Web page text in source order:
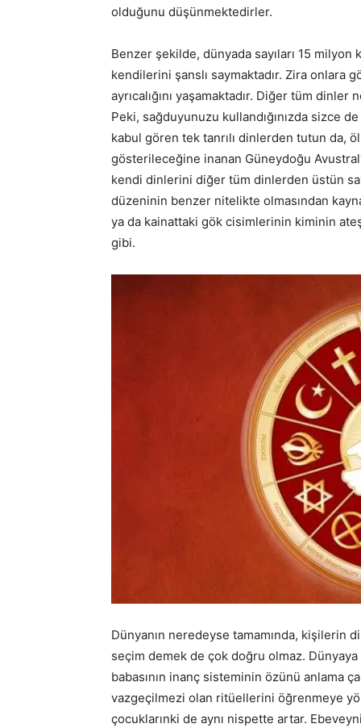
olduğunu düşünmektedirler.
Benzer şekilde, dünyada sayıları 15
kendilerini şanslı saymaktadır. Zira onlara
ayrıcalığını yaşamaktadır. Diğer tüm dinler
Peki, sağduyunuzu kullandığınızda sizce
kabul gören tek tanrılı dinlerden tutun da,
gösterileceğine inanan Güneydoğu
kendi dinlerini diğer tüm dinlerden üstün
düzeninin benzer nitelikte olmasından
ya da kainattaki gök cisimlerinin kiminin
gibi.
Dünyanın neredeyse tamamında,
seçim demek de çok doğru olmaz.
babasının inanç sisteminin özünü anlama
vazgeçilmezi olan ritüellerini öğrenmeye
çocuklarınki de aynı nispette artar.